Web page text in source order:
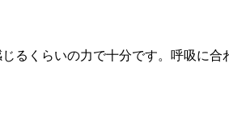
るくらいの力で十分です。呼吸に